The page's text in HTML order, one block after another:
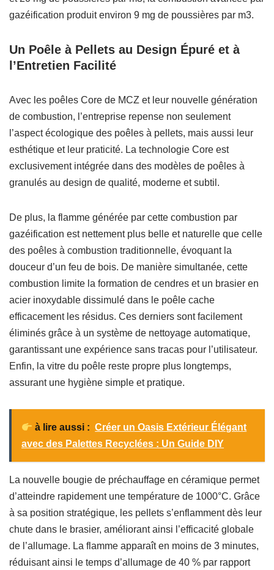
gazéification produit environ 9 mg de poussières par m3.
Un Poêle à Pellets au Design Épuré et à
l’Entretien Facilité
Avec les poêles Core de MCZ et leur nouvelle génération
de combustion, l’entreprise repense non seulement
l’aspect écologique des poêles à pellets, mais aussi leur
esthétique et leur praticité. La technologie Core est
exclusivement intégrée dans des modèles de poêles à
granulés au design de qualité, moderne et subtil.
De plus, la flamme générée par cette combustion par
gazéification est nettement plus belle et naturelle que celle
des poêles à combustion traditionnelle, évoquant la
douceur d’un feu de bois. De manière simultanée, cette
combustion limite la formation de cendres et un brasier en
acier inoxydable dissimulé dans le poêle cache
efficacement les résidus. Ces derniers sont facilement
éliminés grâce à un système de nettoyage automatique,
garantissant une expérience sans tracas pour l’utilisateur.
Enfin, la vitre du poêle reste propre plus longtemps,
assurant une hygiène simple et pratique.
à lire aussi : Créer un Oasis Extérieur Élégant
avec des Palettes Recyclées : Un Guide DIY
La nouvelle bougie de préchauffage en céramique permet
d’atteindre rapidement une température de 1000°C. Grâce
à sa position stratégique, les pellets s’enflamment dès leur
chute dans le brasier, améliorant ainsi l’efficacité globale
de l’allumage. La flamme apparaît en moins de 3 minutes,
réduisant ainsi le temps d’allumage de 40 % par rapport